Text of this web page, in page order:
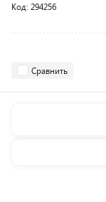
Код: 294256
Сравнить